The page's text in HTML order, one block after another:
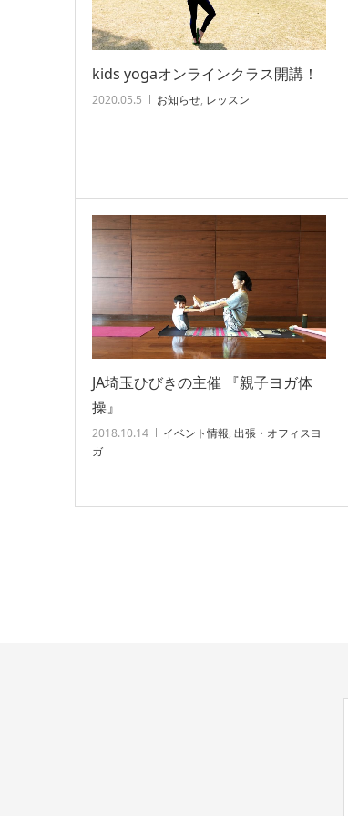
kids yogaオンラインクラス開講！
2020.05.5 お知らせ, レッスン
JA埼玉ひびきの主催 『親子ヨガ体
操』
2018.10.14 イベント情報, 出張・オフィスヨ
ガ